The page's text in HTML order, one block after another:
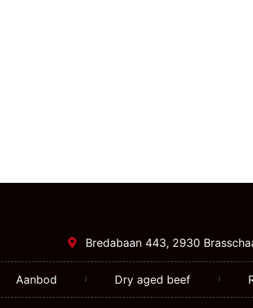
Bredabaan 443, 2930
Aanbod Dry aged beef